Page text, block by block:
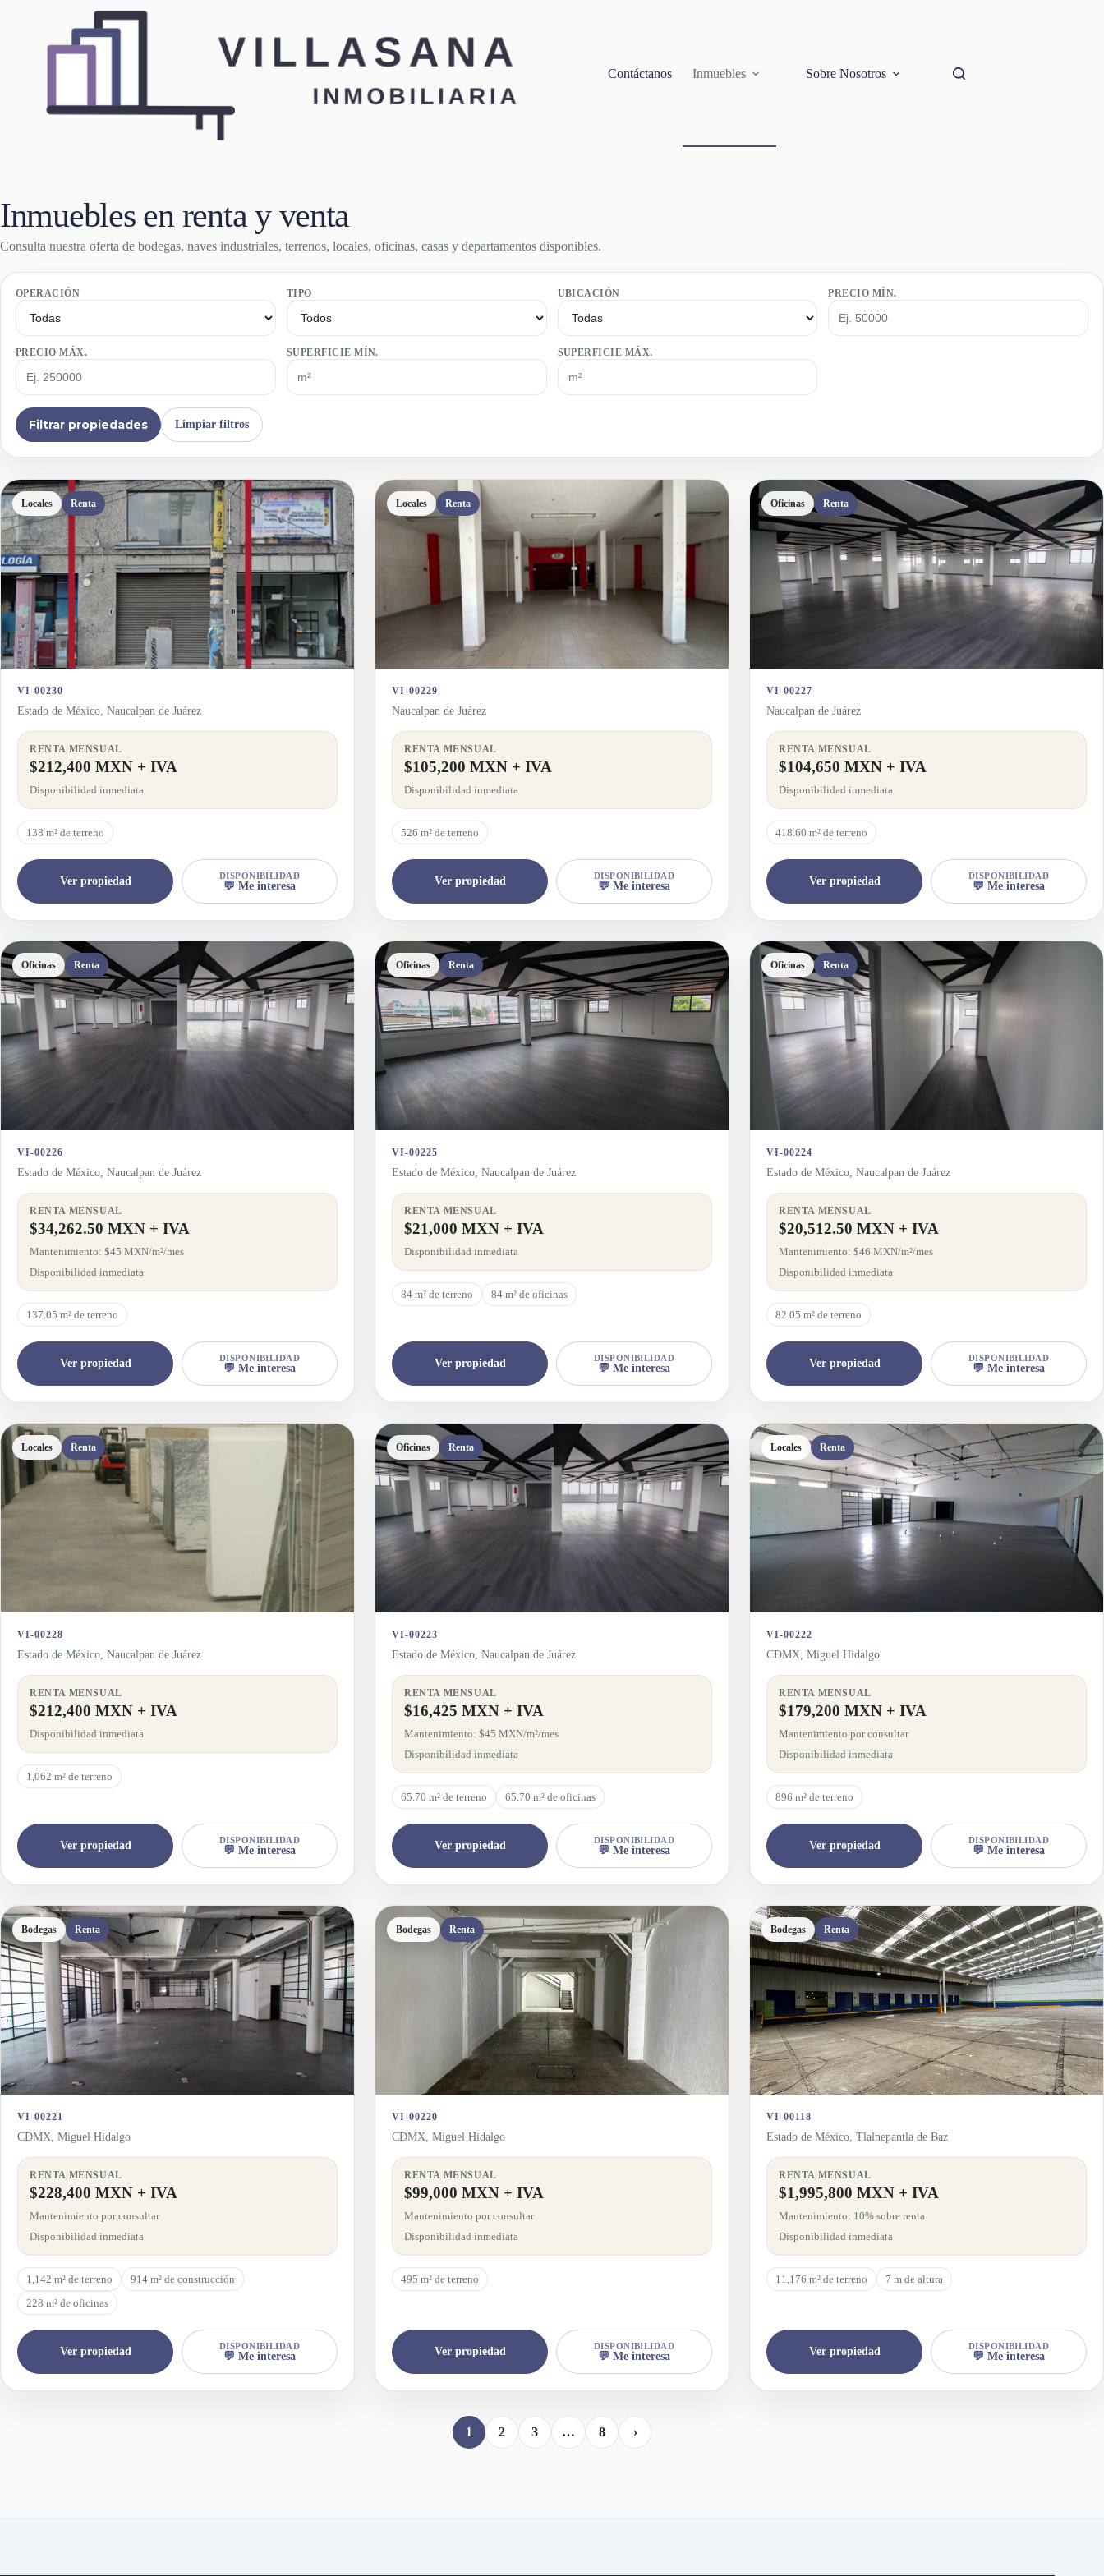
Contáctanos Inmuebles Sobre Nosotros
Inmuebles en renta y venta
Consulta nuestra oferta de bodegas, naves industriales, terrenos, locales, oficinas, casas y departamentos disponibles.
OPERACIÓN TIPO UBICACIÓN PRECIO MÍN.
PRECIO MÁX. SUPERFICIE MÍN. SUPERFICIE MÁX.
Filtrar propiedades Limpiar filtros
Locales Renta
VI-00230
Estado de México, Naucalpan de Juárez
RENTA MENSUAL
$212,400 MXN + IVA
Disponibilidad inmediata
138 m² de terreno
Ver propiedad DISPONIBILIDAD
💬 Me interesa
Locales Renta
VI-00229
Naucalpan de Juárez
RENTA MENSUAL
$105,200 MXN + IVA
Disponibilidad inmediata
526 m² de terreno
Ver propiedad DISPONIBILIDAD
💬 Me interesa
Oficinas Renta
VI-00227
Naucalpan de Juárez
RENTA MENSUAL
$104,650 MXN + IVA
Disponibilidad inmediata
418.60 m² de terreno
Ver propiedad DISPONIBILIDAD
💬 Me interesa
Oficinas Renta
VI-00226
Estado de México, Naucalpan de Juárez
RENTA MENSUAL
$34,262.50 MXN + IVA
Mantenimiento: $45 MXN/m²/mes
Disponibilidad inmediata
137.05 m² de terreno
Ver propiedad DISPONIBILIDAD
💬 Me interesa
Oficinas Renta
VI-00225
Estado de México, Naucalpan de Juárez
RENTA MENSUAL
$21,000 MXN + IVA
Disponibilidad inmediata
84 m² de terreno 84 m² de oficinas
Ver propiedad DISPONIBILIDAD
💬 Me interesa
Oficinas Renta
VI-00224
Estado de México, Naucalpan de Juárez
RENTA MENSUAL
$20,512.50 MXN + IVA
Mantenimiento: $46 MXN/m²/mes
Disponibilidad inmediata
82.05 m² de terreno
Ver propiedad DISPONIBILIDAD
💬 Me interesa
Locales Renta
VI-00228
Estado de México, Naucalpan de Juárez
RENTA MENSUAL
$212,400 MXN + IVA
Disponibilidad inmediata
1,062 m² de terreno
Ver propiedad DISPONIBILIDAD
💬 Me interesa
Oficinas Renta
VI-00223
Estado de México, Naucalpan de Juárez
RENTA MENSUAL
$16,425 MXN + IVA
Mantenimiento: $45 MXN/m²/mes
Disponibilidad inmediata
65.70 m² de terreno 65.70 m² de oficinas
Ver propiedad DISPONIBILIDAD
💬 Me interesa
Locales Renta
VI-00222
CDMX, Miguel Hidalgo
RENTA MENSUAL
$179,200 MXN + IVA
Mantenimiento por consultar
Disponibilidad inmediata
896 m² de terreno
Ver propiedad DISPONIBILIDAD
💬 Me interesa
Bodegas Renta
VI-00221
CDMX, Miguel Hidalgo
RENTA MENSUAL
$228,400 MXN + IVA
Mantenimiento por consultar
Disponibilidad inmediata
1,142 m² de terreno
914 m² de construcción
228 m² de oficinas
Ver propiedad DISPONIBILIDAD
💬 Me interesa
Bodegas Renta
VI-00220
CDMX, Miguel Hidalgo
RENTA MENSUAL
$99,000 MXN + IVA
Mantenimiento por consultar
Disponibilidad inmediata
495 m² de terreno
Ver propiedad DISPONIBILIDAD
💬 Me interesa
Bodegas Renta
VI-00118
Estado de México, Tlalnepantla de Baz
RENTA MENSUAL
$1,995,800 MXN + IVA
Mantenimiento: 10% sobre renta
Disponibilidad inmediata
11,176 m² de terreno 7 m de altura
Ver propiedad DISPONIBILIDAD
💬 Me interesa
1 2 3 … 8 ›